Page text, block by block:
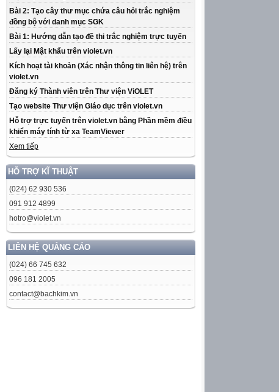
Bài 2: Tạo cây thư mục chứa câu hỏi trắc nghiệm
đồng bộ với danh mục SGK
Bài 1: Hướng dẫn tạo đề thi trắc nghiệm trực tuyến
Lấy lại Mật khẩu trên violet.vn
Kích hoạt tài khoản (Xác nhận thông tin liên hệ) trên
violet.vn
Đăng ký Thành viên trên Thư viện ViOLET
Tạo website Thư viện Giáo dục trên violet.vn
Hỗ trợ trực tuyến trên violet.vn bằng Phần mềm điều
khiển máy tính từ xa TeamViewer
Xem tiếp
HỖ TRỢ KĨ THUẬT
(024) 62 930 536
091 912 4899
hotro@violet.vn
LIÊN HỆ QUẢNG CÁO
(024) 66 745 632
096 181 2005
contact@bachkim.vn